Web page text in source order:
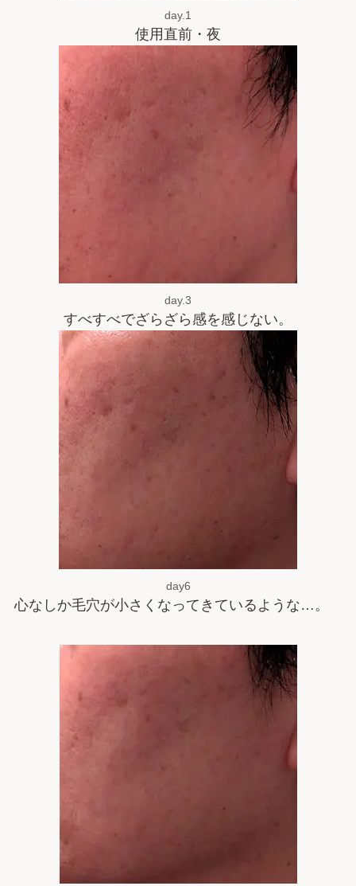
day.1
使用直前・夜
day.3
すべすべでざらざら感を感じない。
day6
心なしか毛穴が小さくなってきているような…。